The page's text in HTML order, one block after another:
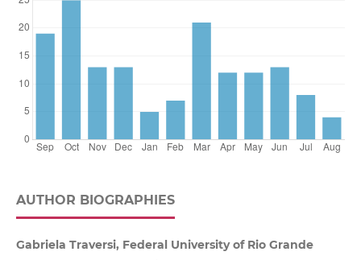
AUTHOR BIOGRAPHIES
Gabriela Traversi, Federal University of Rio Grande